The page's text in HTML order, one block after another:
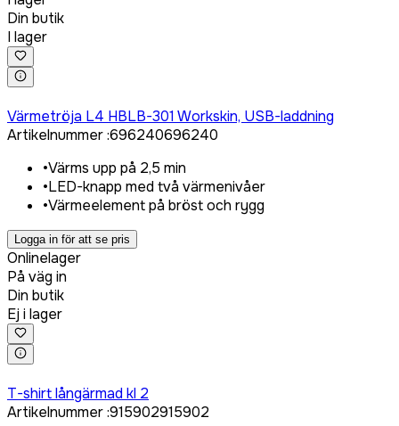
Din butik
I lager
Värmetröja L4 HBLB-301 Workskin, USB-laddning
Artikelnummer:696240696240
•Värms upp på 2,5 min
•LED-knapp med två värmenivåer
•Värmeelement på bröst och rygg
Logga in för att se pris
Onlinelager
På väg in
Din butik
Ej i lager
T-shirt långärmad kl 2
Artikelnummer:915902915902